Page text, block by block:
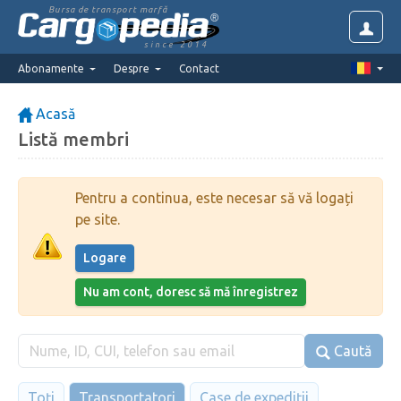
Bursa de transport marfă
since 2014
Abonamente Despre Contact
Acasă
Listă membri
Pentru a continua, este necesar să vă logați
pe site.
Logare
Nu am cont, doresc să mă înregistrez
Caută
Toți Transportatori Case de expediții